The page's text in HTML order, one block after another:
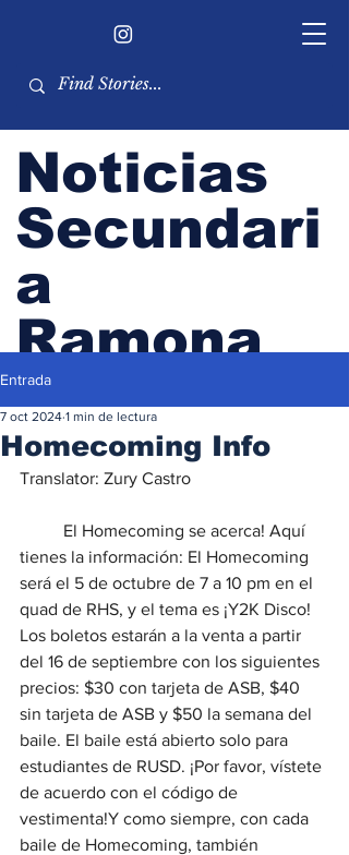
Noticias
Secundari
a
Ramona
Boletín del alumnado de RHS
Entrada
Homecoming Info
7 oct 2024 1 min de lectura
Translator: Zury Castro
tienes la información: El Homecoming
será el 5 de octubre de 7 a 10 pm en el
quad de RHS, y el tema es ¡Y2K Disco!
Los boletos estarán a la venta a partir
del 16 de septiembre con los siguientes
precios: $30 con tarjeta de ASB, $40
sin tarjeta de ASB y $50 la semana del
baile. El baile está abierto solo para
estudiantes de RUSD. ¡Por favor, vístete
de acuerdo con el código de
vestimenta!Y como siempre, con cada
baile de Homecoming, también